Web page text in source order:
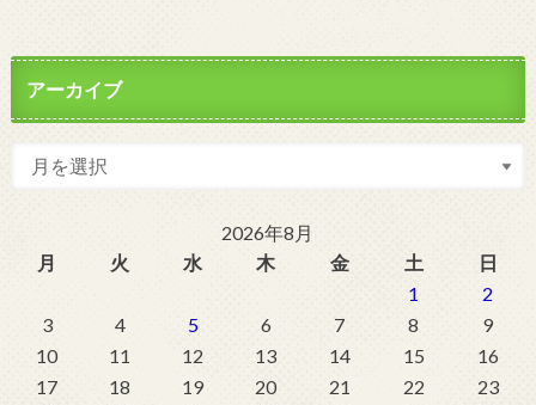
アーカイブ
2026年8月
月
火 水 木 金 土
日
1
2
3
4 5 6 7 8
9
10
11 12 13 14 15
16
17
18 19 20 21 22
23